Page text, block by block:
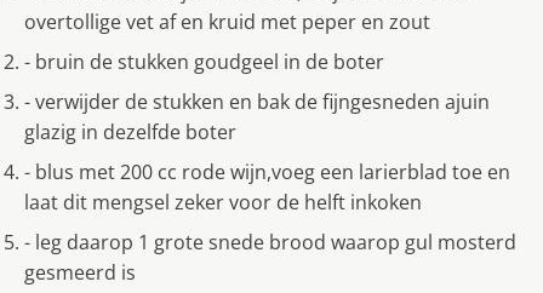
overtollige vet af en kruid met peper en zout
- bruin de stukken goudgeel in de boter
- verwijder de stukken en bak de fijngesneden ajuin
glazig in dezelfde boter
- blus met 200 cc rode wijn,voeg een larierblad toe en
laat dit mengsel zeker voor de helft inkoken
- leg daarop 1 grote snede brood waarop gul mosterd
gesmeerd is